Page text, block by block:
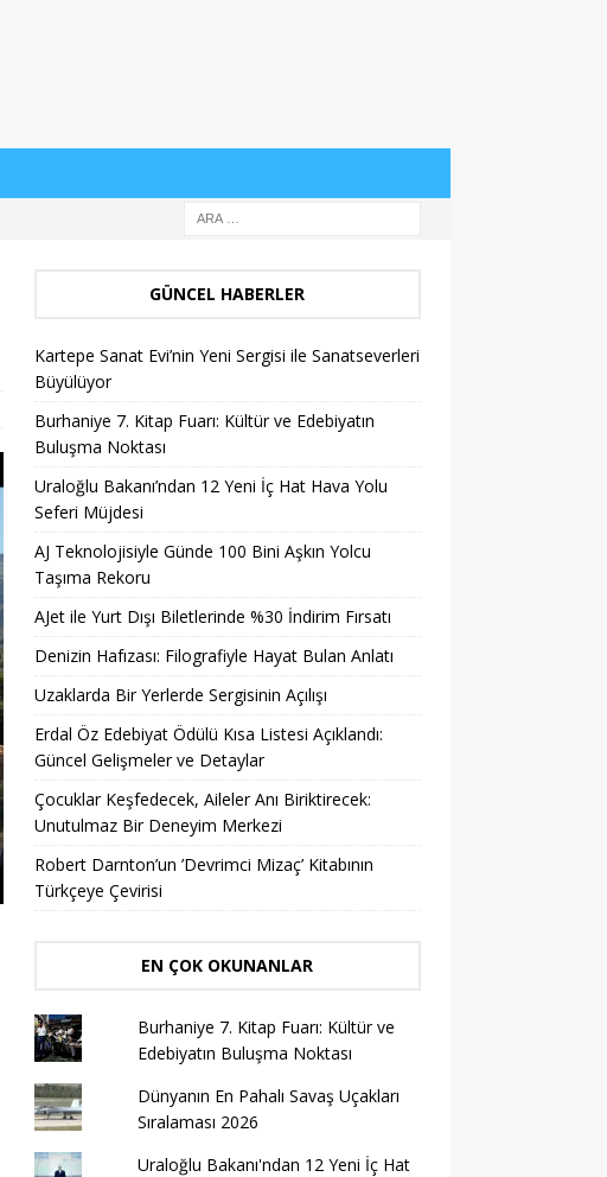
GÜNCEL HABERLER
Kartepe Sanat Evi’nin Yeni Sergisi ile Sanatseverleri
Büyülüyor
Burhaniye 7. Kitap Fuarı: Kültür ve Edebiyatın
Buluşma Noktası
Uraloğlu Bakanı’ndan 12 Yeni İç Hat Hava Yolu
Seferi Müjdesi
AJ Teknolojisiyle Günde 100 Bini Aşkın Yolcu
Taşıma Rekoru
AJet ile Yurt Dışı Biletlerinde %30 İndirim Fırsatı
Denizin Hafızası: Filografiyle Hayat Bulan Anlatı
Uzaklarda Bir Yerlerde Sergisinin Açılışı
Erdal Öz Edebiyat Ödülü Kısa Listesi Açıklandı:
Güncel Gelişmeler ve Detaylar
Çocuklar Keşfedecek, Aileler Anı Biriktirecek:
Unutulmaz Bir Deneyim Merkezi
Robert Darnton’un ’Devrimci Mizaç’ Kitabının
Türkçeye Çevirisi
EN ÇOK OKUNANLAR
Burhaniye 7. Kitap Fuarı: Kültür ve
Edebiyatın Buluşma Noktası
Dünyanın En Pahalı Savaş Uçakları
Sıralaması 2026
Uraloğlu Bakanı'ndan 12 Yeni İç Hat